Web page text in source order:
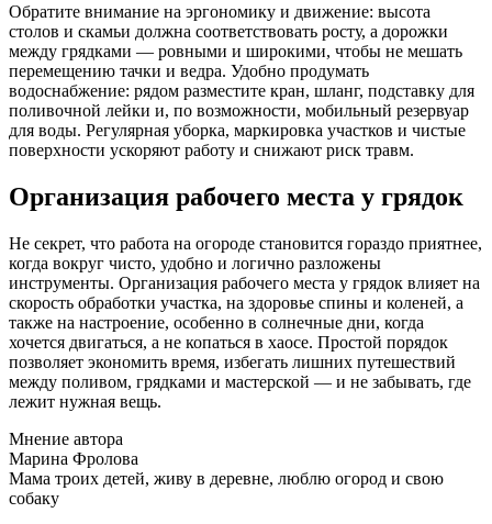
Обратите внимание на эргономику и движение: высота
столов и скамьи должна соответствовать росту, а дорожки
между грядками — ровными и широкими, чтобы не мешать
перемещению тачки и ведра. Удобно продумать
водоснабжение: рядом разместите кран, шланг, подставку для
поливочной лейки и, по возможности, мобильный резервуар
для воды. Регулярная уборка, маркировка участков и чистые
поверхности ускоряют работу и снижают риск травм.
Организация рабочего места у грядок
Не секрет, что работа на огороде становится гораздо приятнее,
когда вокруг чисто, удобно и логично разложены
инструменты. Организация рабочего места у грядок влияет на
скорость обработки участка, на здоровье спины и коленей, а
также на настроение, особенно в солнечные дни, когда
хочется двигаться, а не копаться в хаосе. Простой порядок
позволяет экономить время, избегать лишних путешествий
между поливом, грядками и мастерской — и не забывать, где
лежит нужная вещь.
Мнение автора
Марина Фролова
Мама троих детей, живу в деревне, люблю огород и свою
собаку